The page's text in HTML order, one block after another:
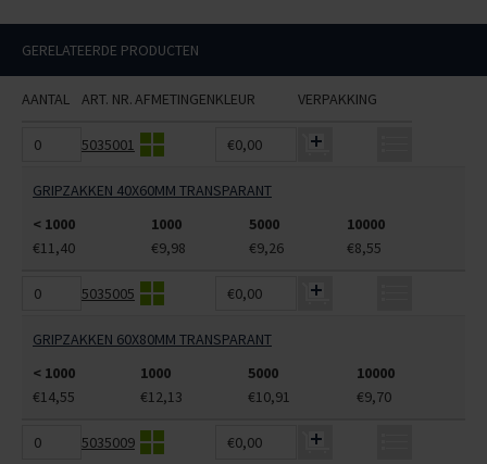
GERELATEERDE PRODUCTEN
AANTAL ART. NR.AFMETINGENKLEUR VERPAKKING
5035001 €0,00
GRIPZAKKEN 40X60MM TRANSPARANT
< 1000
1000 5000
10000
€11,40
€9,98 €9,26 €8,55
5035005 €0,00
GRIPZAKKEN 60X80MM TRANSPARANT
< 1000
1000 5000
10000
€14,55
€12,13 €10,91 €9,70
5035009 €0,00